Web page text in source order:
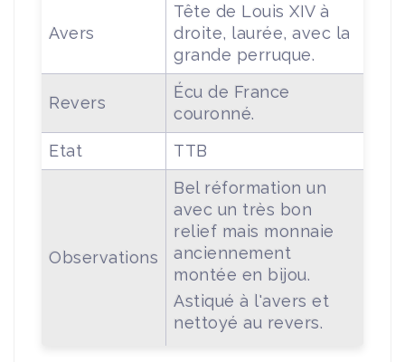
Avers
Tête de Louis XIV à
droite, laurée, avec la
grande perruque.
Revers
Écu de France
couronné.
Etat
TTB
Observations
Bel réformation un
avec un très bon
relief mais monnaie
anciennement
montée en bijou.
Astiqué à l'avers et
nettoyé au revers.